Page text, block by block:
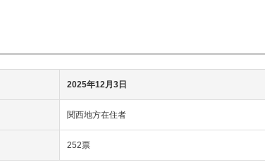
2025年12月3日
関西地方在住者
252票